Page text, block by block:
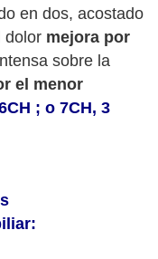
en dos, acostado
dolor mejora por
sobre la
el menor
; o 7CH, 3
: